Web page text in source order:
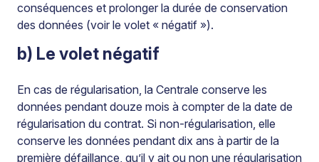
conséquences et prolonger la durée de conservation
des données (voir le volet « négatif »).
b) Le volet négatif
En cas de régularisation, la Centrale conserve les
données pendant douze mois à compter de la date de
régularisation du contrat. Si non-régularisation, elle
conserve les données pendant dix ans à partir de la
première défaillance, qu’il y ait ou non une régularisation